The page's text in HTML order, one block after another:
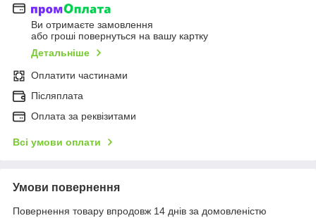
Ви отримаєте замовлення
або гроші повернуться на вашу картку
Детальніше
Оплатити частинами
Післяплата
Оплата за реквізитами
Всі умови оплати
Умови повернення
Повернення товару впродовж 14 днів за домовленістю